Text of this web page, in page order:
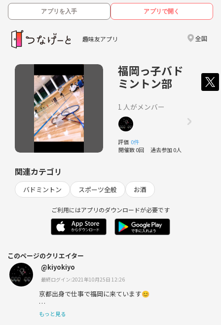
アプリを入手 アプリで開く
趣味友アプリ 全国
福岡っ子バド
ミントン部
1 人がメンバー
評価 0件
開催数 0回 過去参加 0人
関連カテゴリ
バドミントン スポーツ全般 お酒
ご利用にはアプリのダウンロードが必要です
このページのクリエイター
@kiyokiyo
最終ログイン:2021年10月25日 12:26
京都出身で仕事で福岡に来ています😊
僕自身、福岡に来た初めの頃は知り合い0で、もちろん友
もっと見る